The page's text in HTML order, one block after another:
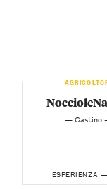
— Castino
ESPERIENZA —